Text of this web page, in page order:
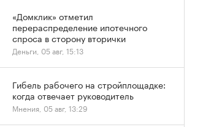
«Домклик» отметил
перераспределение ипотечного
спроса в сторону вторички
Деньги, 05 авг, 15:13
Гибель рабочего на стройплощадке:
когда отвечает руководитель
Мнения, 05 авг, 13:29